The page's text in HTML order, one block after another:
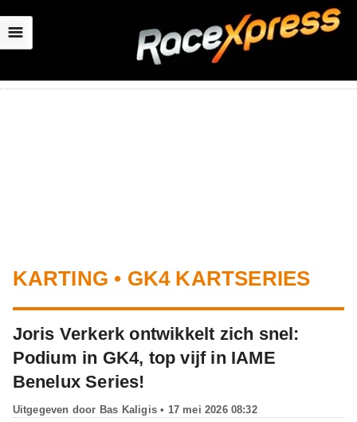
☰
KARTING • GK4 KARTSERIES
Joris Verkerk ontwikkelt zich snel:
Podium in GK4, top vijf in IAME
Benelux Series!
Uitgegeven door Bas Kaligis• 17 mei 2026 08:32